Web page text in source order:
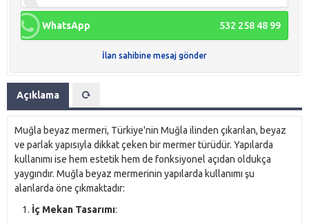
WhatsApp 532 258 48 99
İlan sahibine mesaj gönder
Açıklama
Muğla beyaz mermeri, Türkiye'nin Muğla ilinden çıkarılan, beyaz
ve parlak yapısıyla dikkat çeken bir mermer türüdür. Yapılarda
kullanımı ise hem estetik hem de fonksiyonel açıdan oldukça
yaygındır. Muğla beyaz mermerinin yapılarda kullanımı şu
alanlarda öne çıkmaktadır:
İç Mekan Tasarımı: